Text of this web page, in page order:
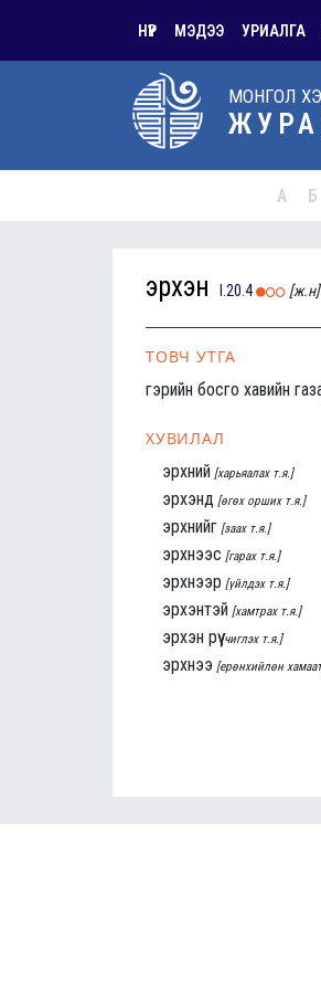
НҮҮР МЭДЭЭ УРИАЛГА
МОНГОЛ
А Б
эрхэн I.20.4 [ж.н]
ТОВЧ УТГА
гэрийн босго хавийн
ХУВИЛАЛ
эрхний [харьяалах т.я.]
эрхэнд [өгөх орших т.я.]
эрхнийг [заах т.я.]
эрхнээс [гарах т.я.]
эрхнээр [үйлдэх т.я.]
эрхэнтэй [хамтрах т.я.]
эрхэн рүү [чиглэх т.я.]
эрхнээ [ерөнхийлөн